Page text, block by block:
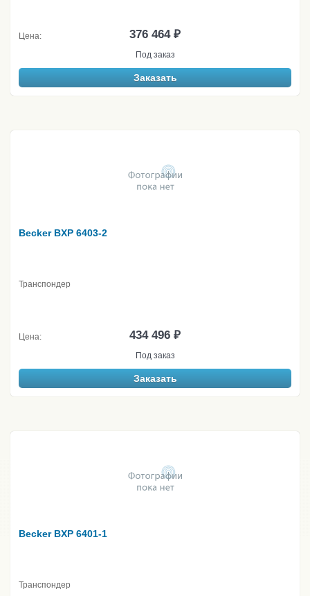
Цена: 376 464 ₽
Под заказ
Заказать
Becker BXP 6403-2
Транспондер
Цена: 434 496 ₽
Под заказ
Заказать
Becker BXP 6401-1
Транспондер